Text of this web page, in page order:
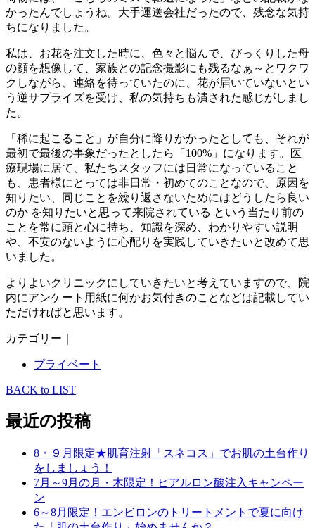
かったんでしょうね。大手運送会社だったので、残念な気持
ちになりました。
私は、お花を注文した時に、色々と悩んで、びっくりした母
の顔を想像して、家族との記念撮影にも残るなぁ～とワクワ
クしながら、連絡を待っていたのに、花が届いていないとい
う逆サプライズを受け、私の気持ちも潰された感じがしまし
た。
「稀に起こること」が自分に降りかかったとしても、それが
最初で最後の事象だったとしたら「100%」になります。医
療現場に居て、私たちスタッフには日常になっていること
も、患者様にとっては非日常・初めてのことなので、原因を
知りたい、同じことを繰り返さないためにはどうしたら良い
のか を知りたいと思って来院されている という当たり前の
ことを常に頭と心に持ち、知識を深め、わかりやすい説明
や、不安のないように心配りを実践していきたいと改めて思
いました。
よりよいクリニックにしていきたいと考えていますので、院
内にアンケート用紙に何かお気付きのことなどは記載してい
ただければと思います。
カテゴリー｜
プライベート
BACK to LIST
最近の投稿
8・９月限定★肌育注射「スネコス」でお肌の土台作り
をしましょう！
7月～9月の月・木限定！ヒアルロン酸注入キャンペー
ン
6～8月限定！エンビロンのトリートメントで夏に向け